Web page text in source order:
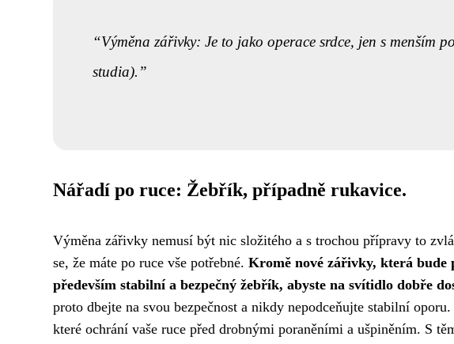
Výměna zářivky: Je to jako operace srdce, jen s menším
studia).
Nářadí po ruce: Žebřík, případně rukavice.
Výměna zářivky nemusí být nic složitého a s trochou přípravy to
se, že máte po ruce vše potřebné. Kromě nové zářivky, která bude
především stabilní a bezpečný žebřík, abyste na svítidlo dobře
proto dbejte na svou bezpečnost a nikdy nepodceňujte stabilní oporu.
které ochrání vaše ruce před drobnými poraněními a ušpiněním. S